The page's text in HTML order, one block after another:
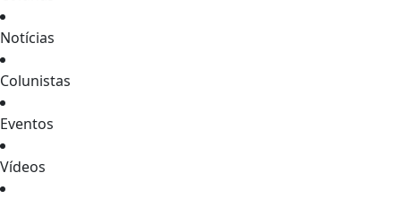
Notícias
Colunistas
Eventos
Vídeos